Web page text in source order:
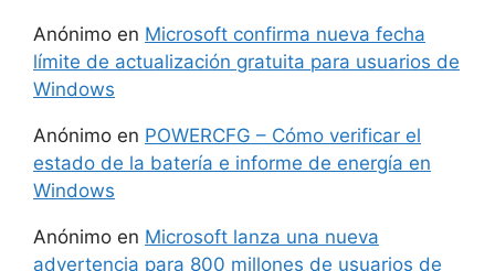
Anónimo en Microsoft confirma nueva fecha
límite de actualización gratuita para usuarios de
Windows
Anónimo en POWERCFG – Cómo verificar el
estado de la batería e informe de energía en
Windows
Anónimo en Microsoft lanza una nueva
advertencia para 800 millones de usuarios de